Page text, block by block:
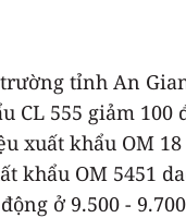
tỉnh An
CL 555 giảm
xuất khẩu OM
khẩu OM 5451
ở 9.500 -